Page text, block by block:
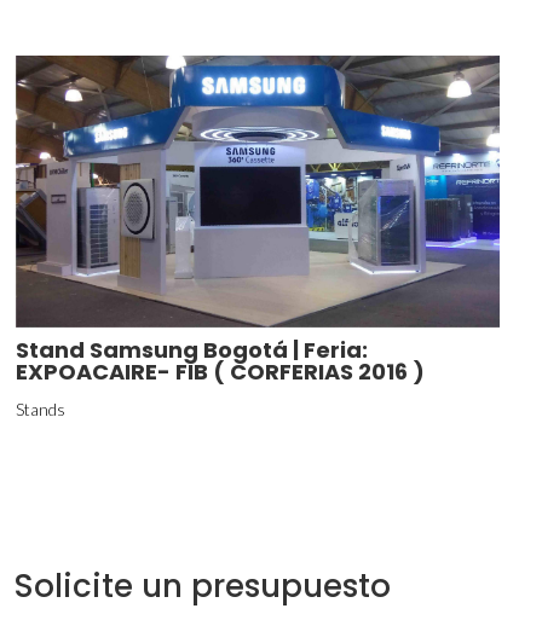
Stand Samsung Bogotá | Feria:
EXPOACAIRE- FIB ( CORFERIAS 2016 )
Stands
Solicite un presupuesto